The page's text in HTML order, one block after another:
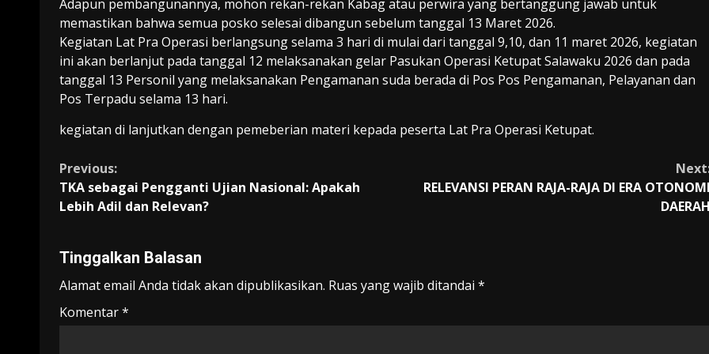
Adapun pembangunannya, mohon rekan-rekan Kabag atau perwira yang bertanggung jawab untuk
memastikan bahwa semua posko selesai dibangun sebelum tanggal 13 Maret 2026.
Kegiatan Lat Pra Operasi berlangsung selama 3 hari di mulai dari tanggal 9,10, dan 11 maret 2026, kegiatan
ini akan berlanjut pada tanggal 12 melaksanakan gelar Pasukan Operasi Ketupat Salawaku 2026 dan pada
tanggal 13 Personil yang melaksanakan Pengamanan suda berada di Pos Pos Pengamanan, Pelayanan dan
Pos Terpadu selama 13 hari.
kegiatan di lanjutkan dengan pemeberian materi kepada peserta Lat Pra Operasi Ketupat.
Continue
Reading
Previous:
TKA sebagai Pengganti Ujian Nasional: Apakah
Lebih Adil dan Relevan?
RELEVANSI PERAN RAJA-RAJA DI ERA OTONOMI
DAERAH
Tinggalkan Balasan
Alamat email Anda tidak akan dipublikasikan. Ruas yang wajib ditandai *
Komentar*